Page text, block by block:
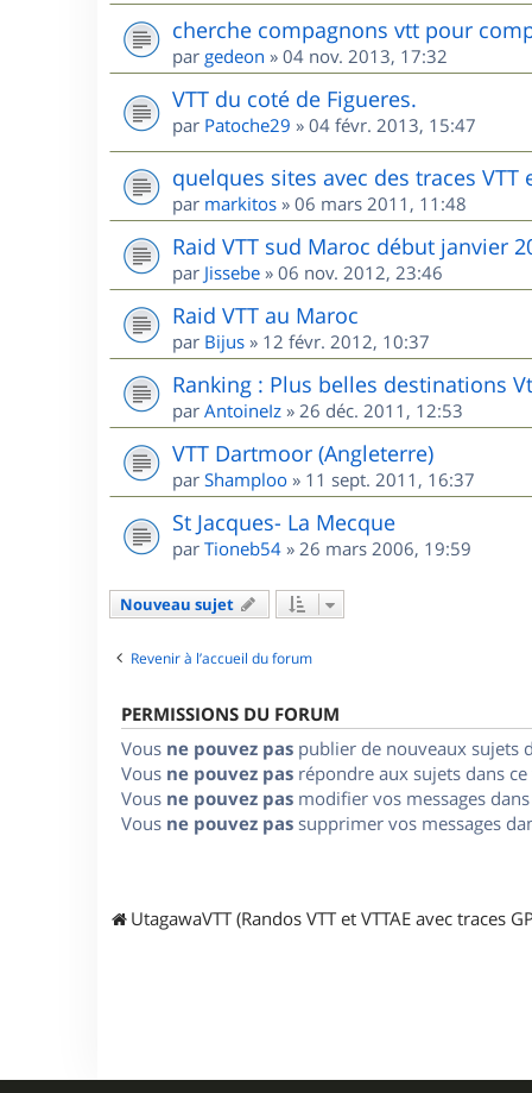
cherche compagnons vtt pour
par gedeon » 04 nov. 2013, 17:32
VTT du coté de Figueres.
par Patoche29 » 04 févr. 2013, 15:47
quelques sites avec des traces VTT
par markitos » 06 mars 2011, 11:48
Raid VTT sud Maroc début janvier
par Jissebe » 06 nov. 2012, 23:46
Raid VTT au Maroc
par Bijus » 12 févr. 2012, 10:37
Ranking : Plus belles destinations
par AntoineIz » 26 déc. 2011, 12:53
VTT Dartmoor (Angleterre)
par Shamploo » 11 sept. 2011, 16:37
St Jacques- La Mecque
par Tioneb54 » 26 mars 2006, 19:59
Nouveau sujet
Revenir à l’accueil du forum
PERMISSIONS DU FORUM
Vous ne pouvez pas publier de nouveaux sujets
Vous ne pouvez pas répondre aux sujets dans
Vous ne pouvez pas modifier vos messages
Vous ne pouvez pas supprimer vos messages
UtagawaVTT (Randos VTT et VTTAE avec traces